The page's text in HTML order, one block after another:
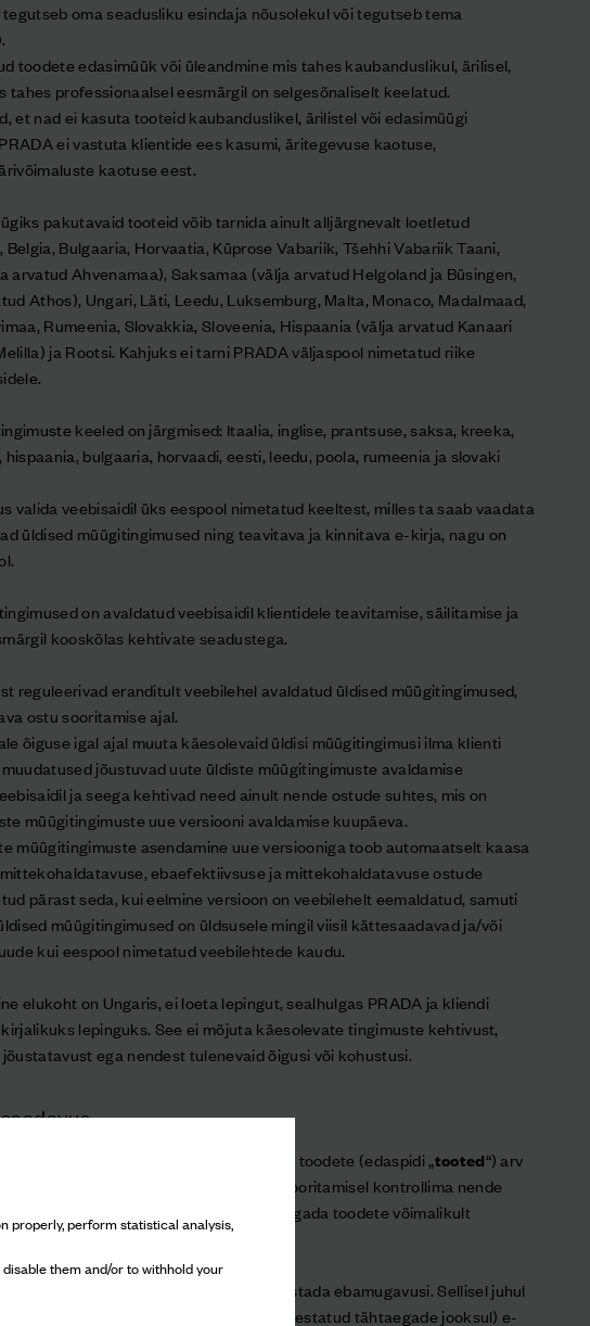
properly, perform statistical analysis,
them and/or to withhold your
oma seadusliku esindaja nõusolekul või tegutseb tema
toodete edasimüük või üleandmine mis tahes kaubanduslikul, ärilisel,
tahes professionaalsel eesmärgil on selgesõnaliselt keelatud.
et nad ei kasuta tooteid kaubanduslikel, ärilistel või edasimüügi
ei vastuta klientide ees kasumi, äritegevuse kaotuse,
kaotuse eest.
pakutavaid tooteid võib tarnida ainult alljärgnevalt loetletud
Bulgaaria, Horvaatia, Küprose Vabariik, Tšehhi Vabariik Taani,
arvatud Ahvenamaa), Saksamaa (välja arvatud Helgoland ja Büsingen,
Athos), Ungari, Läti, Leedu, Luksemburg, Malta, Monaco, Madalmaad,
Rumeenia, Slovakkia, Sloveenia, Hispaania (välja arvatud Kanaari
ja Rootsi. Kahjuks ei tarni PRADA väljaspool nimetatud riike
keeled on järgmised: Itaalia, inglise, prantsuse, saksa, kreeka,
bulgaaria, horvaadi, eesti, leedu, poola, rumeenia ja slovaki
valida veebisaidil üks eespool nimetatud keeltest, milles ta saab vaadata
üldised müügitingimused ning teavitava ja kinnitava e-kirja, nagu on
on avaldatud veebisaidil klientidele teavitamise, säilitamise ja
kooskõlas kehtivate seadustega.
reguleerivad eranditult veebilehel avaldatud üldised müügitingimused,
ostu sooritamise ajal.
õiguse igal ajal muuta käesolevaid üldisi müügitingimusi ilma klienti
jõustuvad uute üldiste müügitingimuste avaldamise
ja seega kehtivad need ainult nende ostude suhtes, mis on
müügitingimuste uue versiooni avaldamise kuupäeva.
müügitingimuste asendamine uue versiooniga toob automaatselt kaasa
ebaefektiivsuse ja mittekohaldatavuse ostude
pärast seda, kui eelmine versioon on veebilehelt eemaldatud, samuti
müügitingimused on üldsusele mingil viisil kättesaadavad ja/või
kui eespool nimetatud veebilehtede kaudu.
elukoht on Ungaris, ei loeta lepingut, sealhulgas PRADA ja kliendi
lepinguks. See ei mõjuta käesolevate tingimuste kehtivust,
ega nendest tulenevaid õigusi või kohustusi.
et PRADA poolt veebisaidil pakutavate toodete (edaspidi „tooted“) arv
seetõttu teadlik, et PRADA peab ostu sooritamisel kontrollima nende
teeb mõistlikke jõupingutusi, et tagada toodete võimalikult
teatavate toodete kättesaadavus põhjustada ebamugavusi. Sellisel juhul
viivitamatult (ja igal juhul allpool sätestatud tähtaegade jooksul) e-